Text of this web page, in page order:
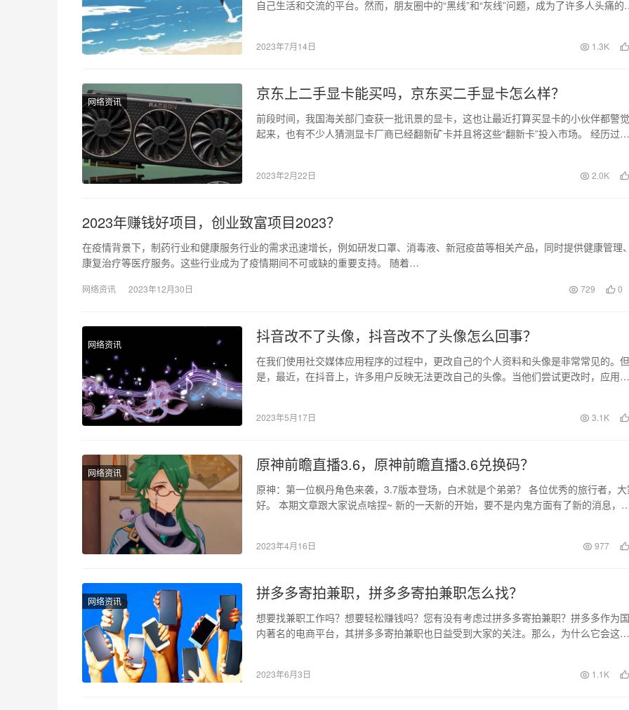
自己生活和交流的平台。然而，朋友圈中的“黑线”和“灰线”问题，成为了许多人头痛的
2023年7月14日 1.3K
网络资讯 京东上二手显卡能买吗，京东买二手显卡怎么样？
前段时间，我国海关部门查获一批讯景的显卡，这也让最近打算买显卡的小伙伴都警觉
起来，也有不少人猜测显卡厂商已经翻新矿卡并且将这些“翻新卡”投入市场。 经历过几
2023年2月22日 2.0K
2023年赚钱好项目，创业致富项目2023？
在疫情背景下，制药行业和健康服务行业的需求迅速增长，例如研发口罩、消毒液、新冠疫苗等相关产品，同时提供健康管理、
康复治疗等医疗服务。这些行业成为了疫情期间不可或缺的重要支持。 随着…
网络资讯 2023年12月30日 729 0
网络资讯 抖音改不了头像，抖音改不了头像怎么回事？
在我们使用社交媒体应用程序的过程中，更改自己的个人资料和头像是非常常见的。但
是，最近，在抖音上，许多用户反映无法更改自己的头像。当他们尝试更改时，应用程
2023年5月17日 3.1K
网络资讯 原神前瞻直播3.6，原神前瞻直播3.6兑换码？
原神：第一位枫丹角色来袭，3.7版本登场，白术就是个弟弟？ 各位优秀的旅行者，大
好。 本期文章跟大家说点啥捏~ 新的一天新的开始，要不是内鬼方面有了新的消息，
2023年4月16日 977
网络资讯 拼多多寄拍兼职，拼多多寄拍兼职怎么找？
想要找兼职工作吗？想要轻松赚钱吗？您有没有考虑过拼多多寄拍兼职？拼多多作为国
内著名的电商平台，其拼多多寄拍兼职也日益受到大家的关注。那么，为什么它会这样
2023年6月3日 1.1K